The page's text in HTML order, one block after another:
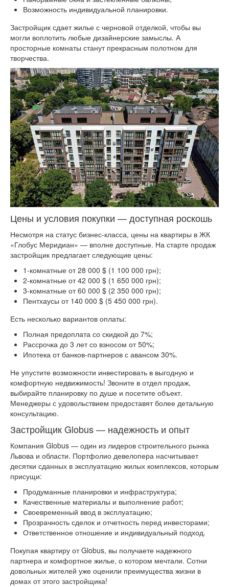
Возможность индивидуальной планировки.
Застройщик сдает жилье с черновой отделкой, чтобы вы
могли воплотить любые дизайнерские замыслы. А
просторные комнаты станут прекрасным полотном для
творчества.
Цены и условия покупки — доступная роскошь
Несмотря на статус бизнес-класса, цены на квартиры в ЖК
«Глобус Меридиан» — вполне доступные. На старте продаж
застройщик предлагает следующие цены:
1-комнатные от 28 000 $ (1 100 000 грн);
2-комнатные от 42 000 $ (1 650 000 грн);
3-комнатные от 60 000 $ (2 350 000 грн);
Пентхаусы от 140 000 $ (5 450 000 грн).
Есть несколько вариантов оплаты:
Полная предоплата со скидкой до 7%;
Рассрочка до 3 лет со взносом от 50%;
Ипотека от банков-партнеров с авансом 30%.
Не упустите возможности инвестировать в выгодную и
комфортную недвижимость! Звоните в отдел продаж,
выбирайте планировку по душе и посетите объект.
Менеджеры с удовольствием предоставят более детальную
консультацию.
Застройщик Globus — надежность и опыт
Компания Globus — один из лидеров строительного рынка
Львова и области. Портфолио девелопера насчитывает
десятки сданных в эксплуатацию жилых комплексов, которым
присущи:
Продуманные планировки и инфраструктура;
Качественные материалы и выполнение работ;
Своевременный ввод в эксплуатацию;
Прозрачность сделок и отчетность перед инвесторами;
Ответственное отношение и индивидуальный подход.
Покупая квартиру от Globus, вы получаете надежного
партнера и комфортное жилье, о котором мечтали. Сотни
довольных жителей уже оценили преимущества жизни в
домах от этого застройщика!